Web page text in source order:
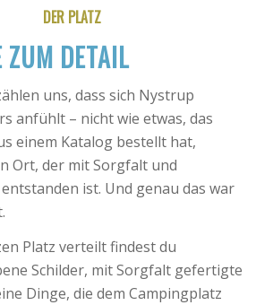
DER PLATZ
DETAIL
uns, dass sich Nystrup
anfühlt – nicht wie etwas, das
einem Katalog bestellt hat,
Ort, der mit Sorgfalt und
ist. Und genau das war
Platz verteilt findest du
Schilder, mit Sorgfalt gefertigte
Dinge, die dem Campingplatz